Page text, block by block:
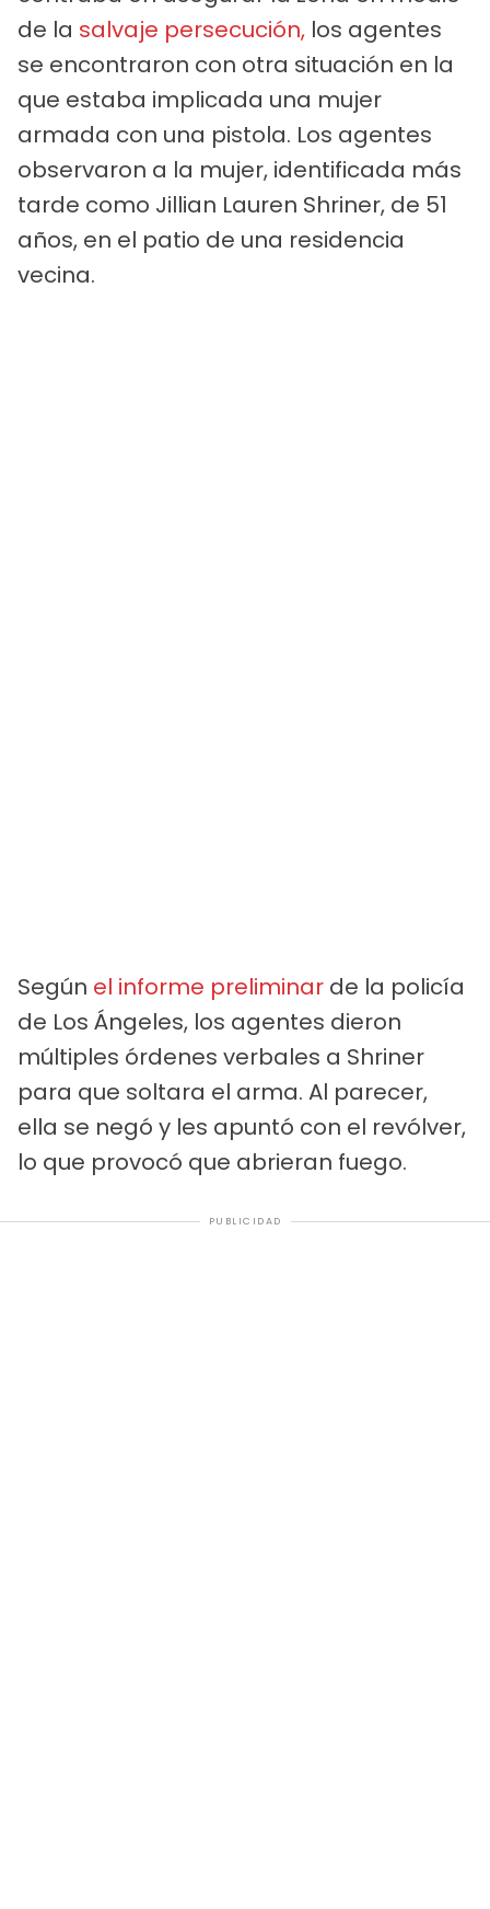
de la salvaje persecución, los agentes
se encontraron con otra situación en la
que estaba implicada una mujer
armada con una pistola. Los agentes
observaron a la mujer, identificada más
tarde como Jillian Lauren Shriner, de 51
años, en el patio de una residencia
vecina.
Según el informe preliminar de la policía
de Los Ángeles, los agentes dieron
múltiples órdenes verbales a Shriner
para que soltara el arma. Al parecer,
ella se negó y les apuntó con el revólver,
lo que provocó que abrieran fuego.
PUBLICIDAD